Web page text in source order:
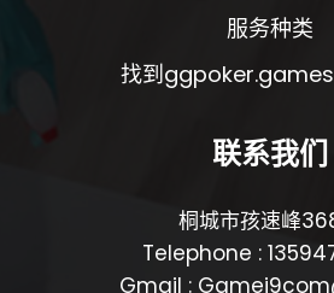
服务种类
找到ggpoker.games
联系我们
桐城市孩速峰
Telephone :
Gmail :